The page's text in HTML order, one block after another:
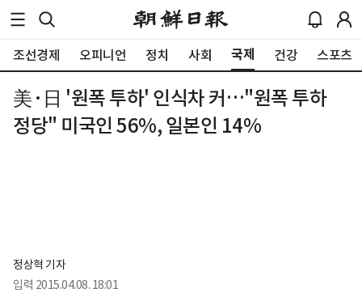
조선경제 오피니언 정치 사회 국제 건강 스포츠
美·日 '원폭 투하' 인식차 커…"원폭 투하
정당" 미국인 56%, 일본인 14%
정상혁 기자
입력 2015.04.08. 18:01